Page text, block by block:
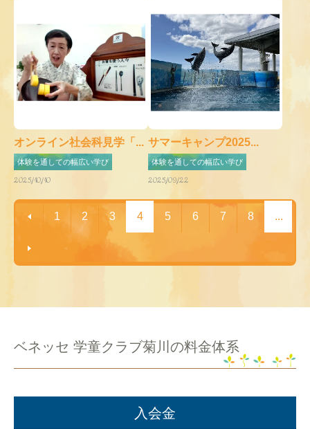
オンライン社会科見学「...
体験を通しての幅広い学び
2025/10/10
サマーキャンプ2025...
体験を通しての幅広い学び
2025/09/22
1 2 3 4 5 6 7 8 ...
ベネッセ 学童クラブ菊川の料金体系
入会金